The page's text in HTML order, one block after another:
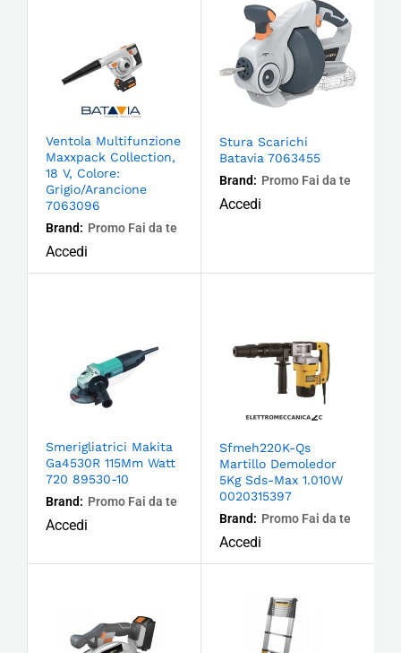
Ventola Multifunzione
Maxxpack Collection,
18 V, Colore:
Grigio/Arancione
7063096
Brand: Promo Fai da te
Accedi
Stura Scarichi
Batavia 7063455
Brand: Promo Fai da te
Accedi
Smerigliatrici Makita
Ga4530R 115Mm Watt
720 89530-10
Brand: Promo Fai da te
Accedi
Sfmeh220K-Qs
Martillo Demoledor
5Kg Sds-Max 1.010W
0020315397
Brand: Promo Fai da te
Accedi